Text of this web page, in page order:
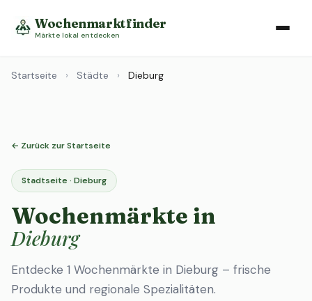
Wochenmarktfinder
Märkte lokal entdecken
Startseite › Städte › Dieburg
← Zurück zur Startseite
Stadtseite · Dieburg
Wochenmärkte in
Dieburg
Entdecke 1 Wochenmärkte in Dieburg – frische
Produkte und regionale Spezialitäten.